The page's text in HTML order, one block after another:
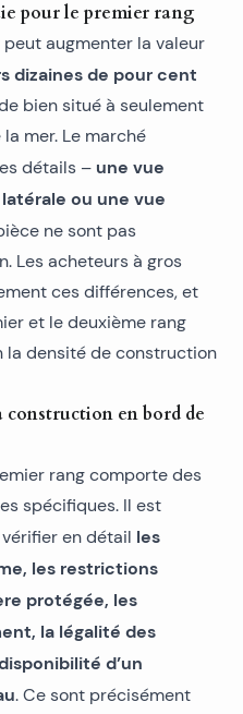
pour le premier rang
augmenter la valeur
dizaines de pour cent
bien situé à seulement
mer. Le marché
détails – une vue
ou une vue
ne sont pas
Les acheteurs à gros
ces différences, et
et le deuxième rang
la densité de construction
en bord de
rang comporte des
spécifiques. Il est
en détail les
les restrictions
protégée, les
la légalité des
d’un
. Ce sont précisément